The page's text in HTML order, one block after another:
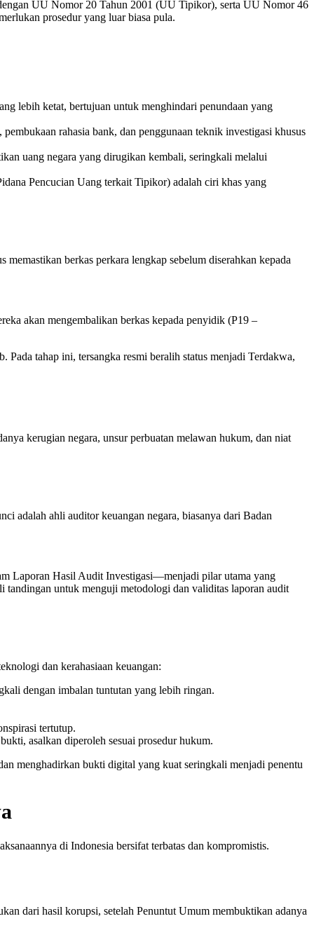
UU Nomor 20 Tahun 2001 (UU Tipikor), serta UU Nomor 46
prosedur yang luar biasa pula.
lebih ketat, bertujuan untuk menghindari penundaan yang
rahasia bank, dan penggunaan teknik investigasi khusus
uang negara yang dirugikan kembali, seringkali melalui
Pencucian Uang terkait Tipikor) adalah ciri khas yang
berkas perkara lengkap sebelum diserahkan kepada
akan mengembalikan berkas kepada penyidik (P19 –
tahap ini, tersangka resmi beralih status menjadi Terdakwa,
kerugian negara, unsur perbuatan melawan hukum, dan niat
adalah ahli auditor keuangan negara, biasanya dari Badan
Laporan Hasil Audit Investigasi—menjadi pilar utama yang
tandingan untuk menguji metodologi dan validitas laporan audit
dan kerahasiaan keuangan:
dengan imbalan tuntutan yang lebih ringan.
tertutup.
asalkan diperoleh sesuai prosedur hukum.
menghadirkan bukti digital yang kuat seringkali menjadi penentu
di Indonesia bersifat terbatas dan kompromistis.
dari hasil korupsi, setelah Penuntut Umum membuktikan adanya